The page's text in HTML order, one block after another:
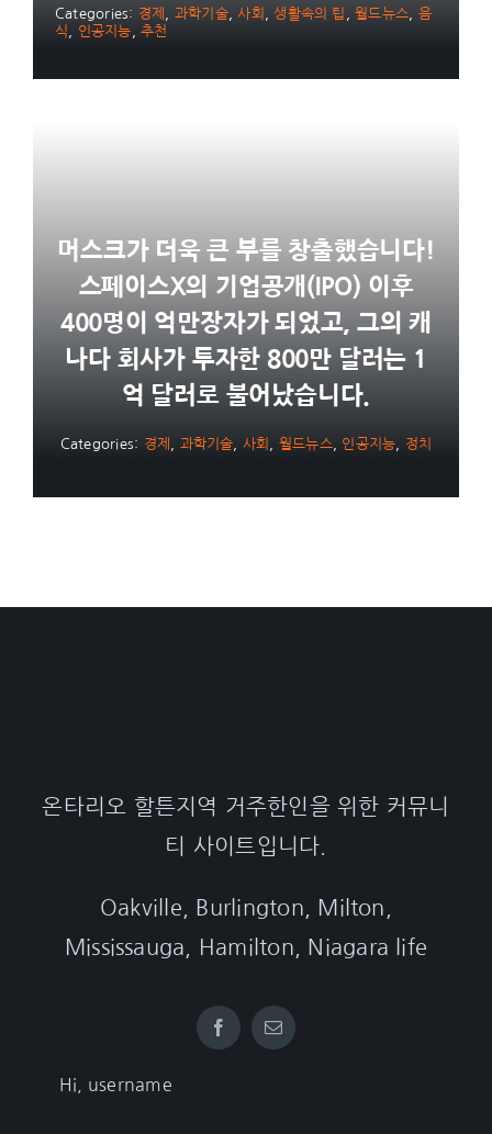
Categories: 경제 과학기술,사회 ,생활속의 팁 ,월드뉴스
음
식
인공지능 ,추천
머스크가 더욱 큰 부를 창출했습니다!
스페이스X의 기업공개(IPO) 이후
400명이 억만장자가 되었고, 그의 캐
나다 회사가 투자한 800만 달러는 1
억 달러로 불어났습니다.
Categories: 경제 과학기술 사회 월드뉴스, 인공지능 정치
온타리오 할튼지역 거주한인을 위한 커뮤니
티 사이트입니다.
Oakville, Burlington, Milton,
Mississauga, Hamilton, Niagara life
Hi, username